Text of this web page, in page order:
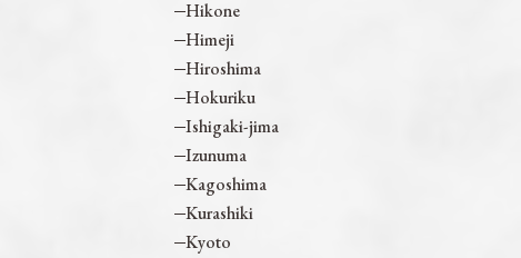
Hikone
Himeji
Hiroshima
Hokuriku
Ishigaki-jima
Izunuma
Kagoshima
Kurashiki
Kyoto